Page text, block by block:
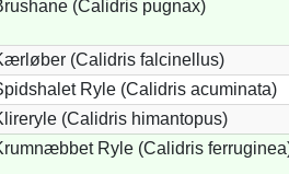
(Calidris pugnax)
(Calidris falcinellus)
Ryle (Calidris acuminata)
(Calidris himantopus)
Ryle (Calidris